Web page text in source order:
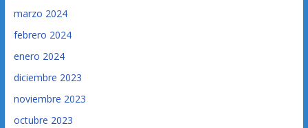
marzo 2024
febrero 2024
enero 2024
diciembre 2023
noviembre 2023
octubre 2023